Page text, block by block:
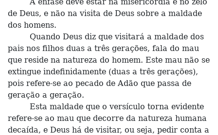
de Deus, e não na visita de Deus sobre a maldade
dos homens.
Quando Deus diz que visitará a maldade dos
pais nos filhos duas a três gerações, fala do mau
que reside na natureza do homem. Este mau não se
extingue indefinidamente (duas a três gerações),
pois refere-se ao pecado de Adão que passa de
geração a geração.
Esta maldade que o versículo torna evidente
refere-se ao mau que decorre da natureza humana
decaída, e Deus há de visitar, ou seja, pedir conta a